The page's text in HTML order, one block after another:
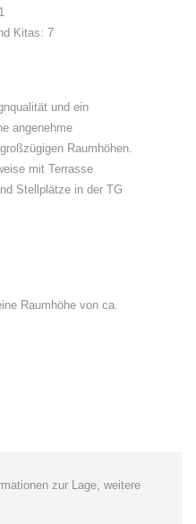
Kitas: 7
und ein
angenehme
Raumhöhen.
mit Terrasse
Stellplätze in der TG
Raumhöhe von ca.
zur Lage, weitere